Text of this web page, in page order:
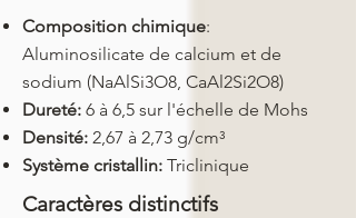
Composition chimique:
Aluminosilicate de calcium et de
sodium (NaAlSi3O8, CaAl2Si2O8)
Dureté: 6 à 6,5 sur l'échelle de Mohs
Densité: 2,67 à 2,73 g/cm³
Système cristallin: Triclinique
Caractères distinctifs